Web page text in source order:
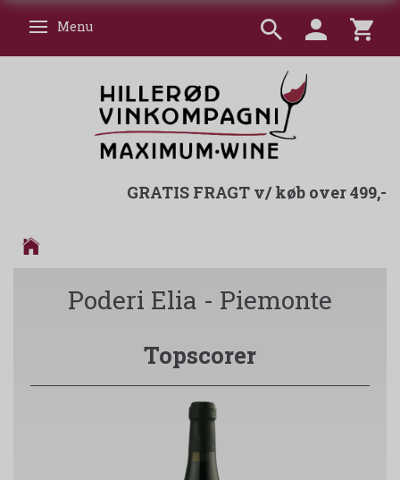
Skifte navigation
Menu
GRATIS FRAGT v/ køb over 499,-
Poderi Elia - Piemonte
Topscorer